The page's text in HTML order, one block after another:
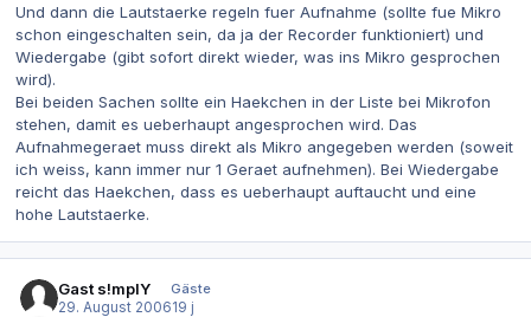
Und dann die Lautstaerke regeln fuer Aufnahme (sollte fue Mikro
schon eingeschalten sein, da ja der Recorder funktioniert) und
Wiedergabe (gibt sofort direkt wieder, was ins Mikro gesprochen
wird).
Bei beiden Sachen sollte ein Haekchen in der Liste bei Mikrofon
stehen, damit es ueberhaupt angesprochen wird. Das
Aufnahmegeraet muss direkt als Mikro angegeben werden (soweit
ich weiss, kann immer nur 1 Geraet aufnehmen). Bei Wiedergabe
reicht das Haekchen, dass es ueberhaupt auftaucht und eine
hohe Lautstaerke.
Gast s!mplY
Gäste
29. August 200619 j